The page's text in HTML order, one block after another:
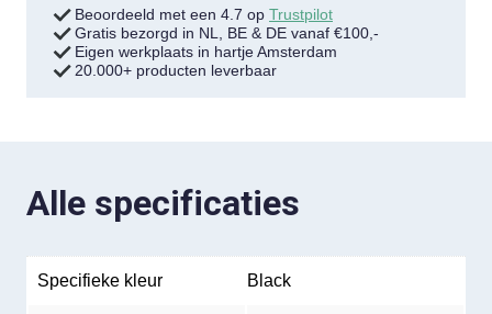
Beoordeeld met een 4.7 op Trustpilot
Gratis bezorgd in NL, BE & DE vanaf €100,-
Eigen werkplaats in hartje Amsterdam
20.000+ producten leverbaar
Alle specificaties
Specifieke kleur Black